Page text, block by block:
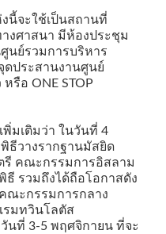
จะใช้เป็นสถานที่
งศาสนา มีห้องประชุม
นย์รวมการบริหาร
ดประสานงานศูนย์
รือ ONE STOP
มเติมว่า ในวันที่ 4
ธีวางรากฐานมัสยิด
รี คณะกรรมการอิสลาม
ธี รวมถึงได้ถือโอกาสดัง
ณะกรรมการกลาง
รมทวินโลตัส
นที่ 3-5 พฤศจิกายน ที่จะ